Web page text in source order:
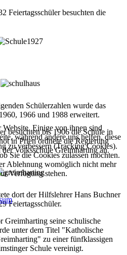
Feiertagsschüler besuchten die
Schülerzahlen wurde das
1966 und 1988 erweitert.
besuchten bis 1906 die Schule in
in Prien ordnete die Regierung
Volksschule Greimharting an.
dort der Hilfslehrer Hans Buchner
Feiertagsschüler.
Greimharting seine schulische
unter dem Titel "Katholische
zu einer fünfklassigen
Schule vereinigt.
Einige von ihnen sind
während andere uns helfen, diese
zu verbessern (Tracking Cookies).
Sie die Cookies zulassen möchten.
Ablehnung womöglich nicht mehr
Verfügung stehen.